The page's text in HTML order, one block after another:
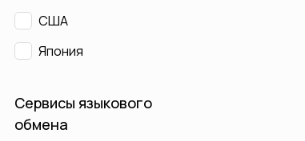
США
Япония
Сервисы языкового
обмена